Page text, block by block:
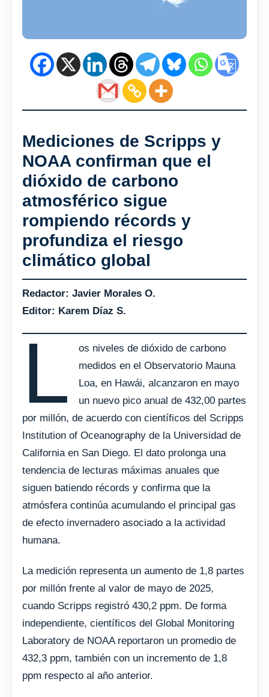
Mediciones de Scripps y
NOAA confirman que el
dióxido de carbono
atmosférico sigue
rompiendo récords y
profundiza el riesgo
climático global
Redactor: Javier Morales O.
Editor: Karem Díaz S.
L
os niveles de dióxido de carbono
medidos en el Observatorio Mauna
Loa, en Hawái, alcanzaron en mayo
un nuevo pico anual de 432,00 partes
por millón, de acuerdo con científicos del Scripps
Institution of Oceanography de la Universidad de
California en San Diego. El dato prolonga una
tendencia de lecturas máximas anuales que
siguen batiendo récords y confirma que la
atmósfera continúa acumulando el principal gas
de efecto invernadero asociado a la actividad
humana.
La medición representa un aumento de 1,8 partes
por millón frente al valor de mayo de 2025,
cuando Scripps registró 430,2 ppm. De forma
independiente, científicos del Global Monitoring
Laboratory de NOAA reportaron un promedio de
432,3 ppm, también con un incremento de 1,8
ppm respecto al año anterior.